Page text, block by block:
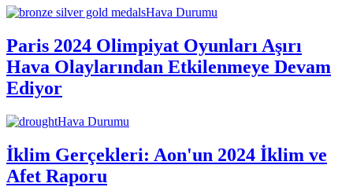
Hava Durumu
Paris 2024 Olimpiyat Oyunları Aşırı
Hava Olaylarından Etkilenmeye Devam
Ediyor
Hava Durumu
İklim Gerçekleri: Aon'un 2024 İklim ve
Afet Raporu